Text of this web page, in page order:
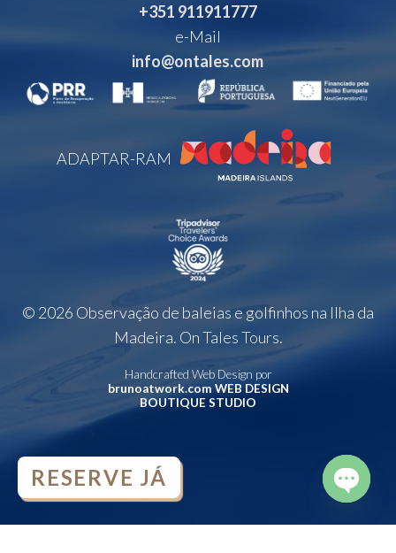
+351 911911777
e-Mail
info@ontales.com
ADAPTAR-RAM
© 2026 Observação de baleias e golfinhos na Ilha da
Madeira. On Tales Tours.
Handcrafted Web Design por
brunoatwork.com WEB DESIGN
BOUTIQUE STUDIO
RESERVE JÁ
CHATY